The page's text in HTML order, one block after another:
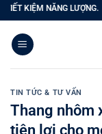
Bỏ
qua
nội
dung
LƯỢNG.
TIN TỨC & TƯ VẤN
Thang nhôm
tiện lợi cho